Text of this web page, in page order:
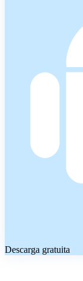
Descarga gratuita